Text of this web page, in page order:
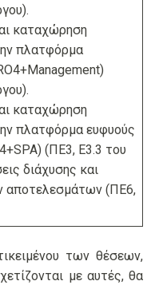
καταχώρηση
πλατφόρμα
καταχώρηση
πλατφόρμα ευφυούς
(ΠΕ3, Ε3.3 του
διάχυσης και
αποτελεσμάτων (ΠΕ6,
των θέσεων,
με αυτές, θα